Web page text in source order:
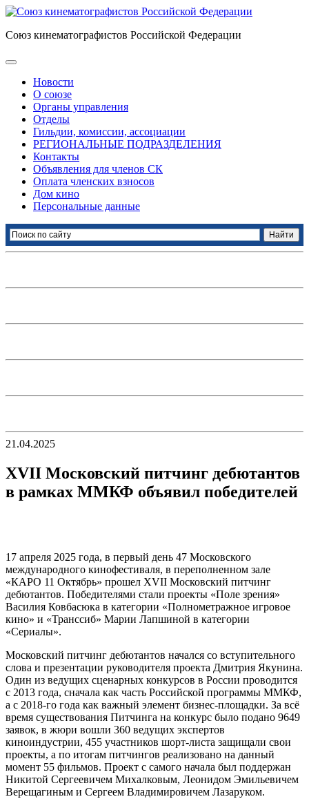
Союз кинематографистов Российской Федерации
Новости
О союзе
Органы управления
Отделы
Гильдии, комиссии, ассоциации
РЕГИОНАЛЬНЫЕ ПОДРАЗДЕЛЕНИЯ
Контакты
Объявления для членов СК
Оплата членских взносов
Дом кино
Персональные данные
21.04.2025
ХVII Московский питчинг дебютантов
в рамках ММКФ объявил победителей
17 апреля 2025 года, в первый день 47 Московского
международного кинофестиваля, в переполненном зале
«КАРО 11 Октябрь» прошел ХVII Московский питчинг
дебютантов. Победителями стали проекты «Поле зрения»
Василия Ковбасюка в категории «Полнометражное игровое
кино» и «Транссиб» Марии Лапшиной в категории
«Сериалы».
Московский питчинг дебютантов начался со вступительного
слова и презентации руководителя проекта Дмитрия Якунина.
Один из ведущих сценарных конкурсов в России проводится
с 2013 года, сначала как часть Российской программы ММКФ,
а с 2018-го года как важный элемент бизнес-площадки. За всё
время существования Питчинга на конкурс было подано 9649
заявок, в жюри вошли 360 ведущих экспертов
киноиндустрии, 455 участников шорт-листа защищали свои
проекты, а по итогам питчингов реализовано на данный
момент 55 фильмов. Проект с самого начала был поддержан
Никитой Сергеевичем Михалковым, Леонидом Эмильевичем
Верещагиным и Сергеем Владимировичем Лазаруком.